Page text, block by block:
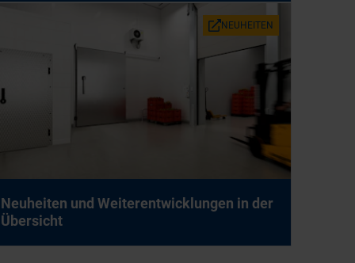
NEU­HEI­TEN
Neu­hei­ten und Wei­ter­ent­wick­lun­gen in der
Über­sicht